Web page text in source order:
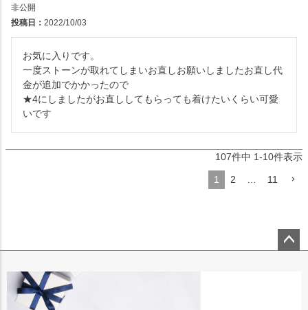
非公開
投稿日
2022/10/03
お気に入りです。
一度ストーンが取れてしまいお直しお願いしましたお直し代
金が追加でかかったので
★4にしましたがお直ししてもらっても着けたいくらい可愛
いです
107件中 1-10件表示
1 2 11